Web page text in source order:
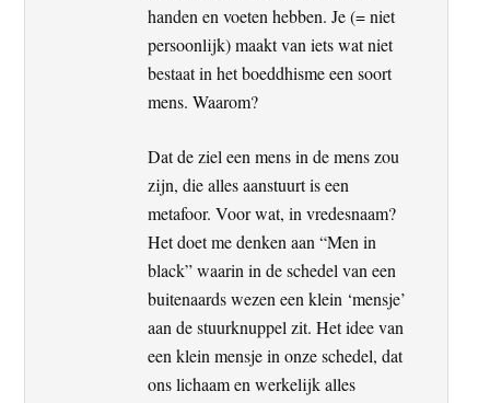
handen en voeten hebben. Je (= niet
persoonlijk) maakt van iets wat niet
bestaat in het boeddhisme een soort
mens. Waarom?
Dat de ziel een mens in de mens zou
zijn, die alles aanstuurt is een
metafoor. Voor wat, in vredesnaam?
Het doet me denken aan “Men in
black” waarin in de schedel van een
buitenaards wezen een klein ‘mensje’
aan de stuurknuppel zit. Het idee van
een klein mensje in onze schedel, dat
ons lichaam en werkelijk alles